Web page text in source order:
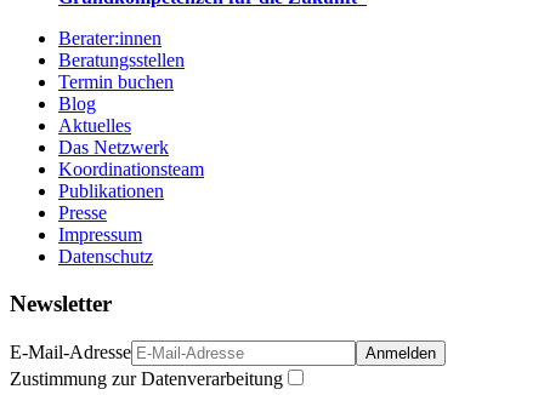
Berater:innen
Beratungsstellen
Termin buchen
Blog
Aktuelles
Das Netzwerk
Koordinationsteam
Publikationen
Presse
Impressum
Datenschutz
Newsletter
E-Mail-Adresse Anmelden
Zustimmung zur Datenverarbeitung